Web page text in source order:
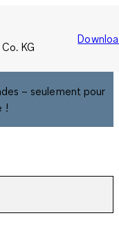
KG
– seulement pour
!